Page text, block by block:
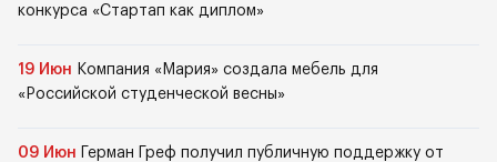
конкурса «Стартап как диплом»
19 Июн Компания «Мария» создала мебель для
«Российской студенческой весны»
09 Июн
Герман Греф получил публичную поддержку от